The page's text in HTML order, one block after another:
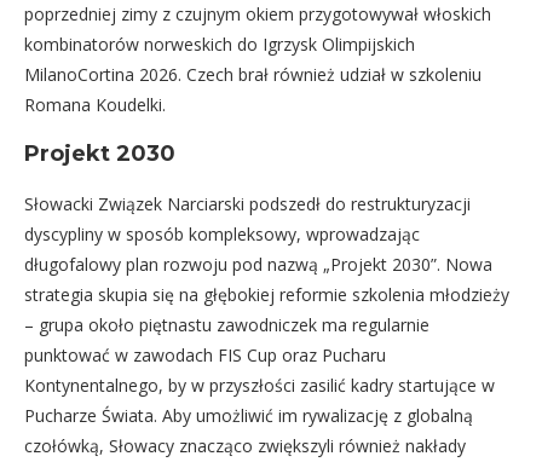
poprzedniej zimy z czujnym okiem przygotowywał włoskich
kombinatorów norweskich do Igrzysk Olimpijskich
MilanoCortina 2026. Czech brał również udział w szkoleniu
Romana Koudelki.
Projekt 2030
Słowacki Związek Narciarski podszedł do restrukturyzacji
dyscypliny w sposób kompleksowy, wprowadzając
długofalowy plan rozwoju pod nazwą „Projekt 2030”. Nowa
strategia skupia się na głębokiej reformie szkolenia młodzieży
– grupa około piętnastu zawodniczek ma regularnie
punktować w zawodach FIS Cup oraz Pucharu
Kontynentalnego, by w przyszłości zasilić kadry startujące w
Pucharze Świata. Aby umożliwić im rywalizację z globalną
czołówką, Słowacy znacząco zwiększyli również nakłady